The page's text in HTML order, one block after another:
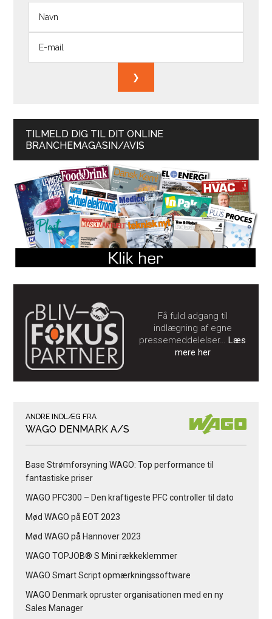
TILMELD DIG TIL DIT ONLINE
BRANCHEMAGASIN/AVIS
Få fuld adgang til
indlægning af egne
pressemeddelelser…Læs
mere her
ANDRE INDLÆG FRA
WAGO DENMARK A/S
Base Strømforsyning WAGO: Top performance til
fantastiske priser
WAGO PFC300 – Den kraftigeste PFC controller til dato
Mød WAGO på EOT 2023
Mød WAGO på Hannover 2023
WAGO TOPJOB® S Mini rækkeklemmer
WAGO Smart Script opmærkningssoftware
WAGO Denmark opruster organisationen med en ny
Sales Manager